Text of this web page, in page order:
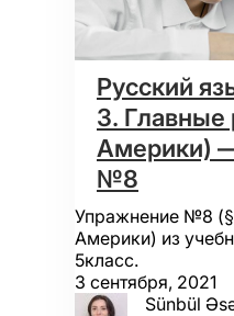
Русский
3. Главные
Америки)
№8
Упражнение №8
Америки) из
5класс.
3 сентября, 2021
Sünbül